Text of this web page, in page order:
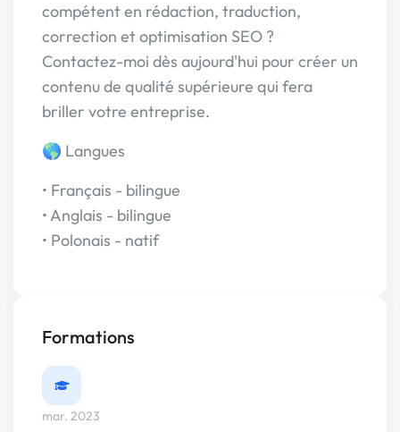
compétent en rédaction, traduction,
correction et optimisation SEO ?
Contactez-moi dès aujourd'hui pour créer un
contenu de qualité supérieure qui fera
briller votre entreprise.
🌎 Langues
• Français - bilingue
• Anglais - bilingue
• Polonais - natif
Formations
mar. 2023